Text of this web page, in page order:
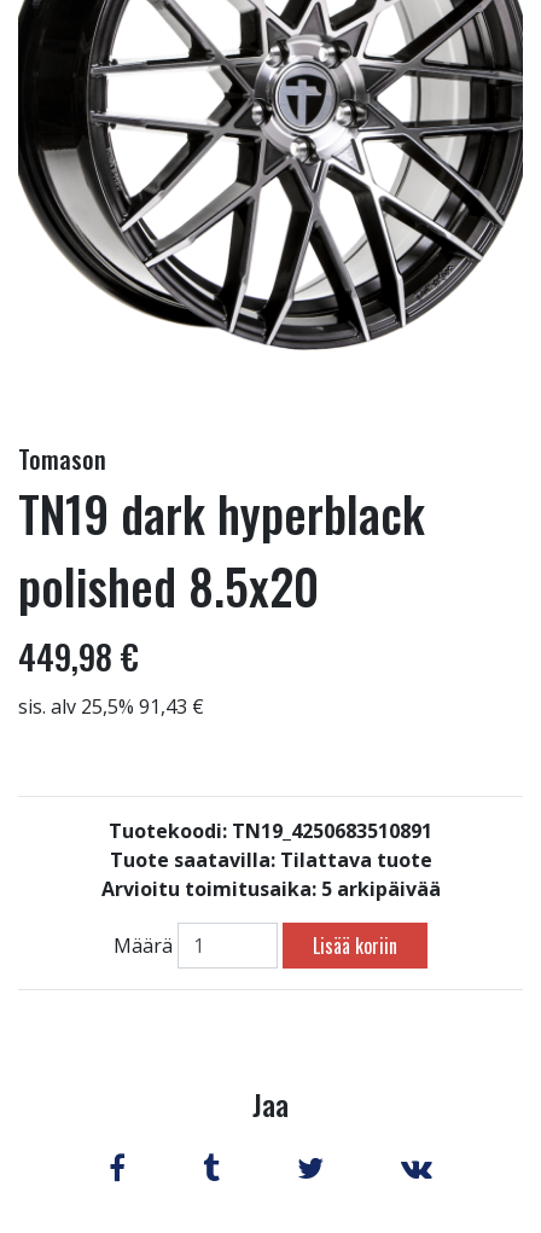
Tomason
TN19 dark hyperblack
polished 8.5x20
449,98 €
sis. alv 25,5% 91,43 €
Tuotekoodi: TN19_4250683510891
Tuote saatavilla: Tilattava tuote
Arvioitu toimitusaika: 5 arkipäivää
Määrä Lisää koriin
Jaa